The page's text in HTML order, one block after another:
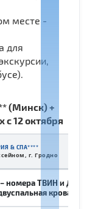
месте -
для
(Минск) +
12 октября
& СПА****
г. Гродно
номера ТВИН и ДАБЛ
кровать и